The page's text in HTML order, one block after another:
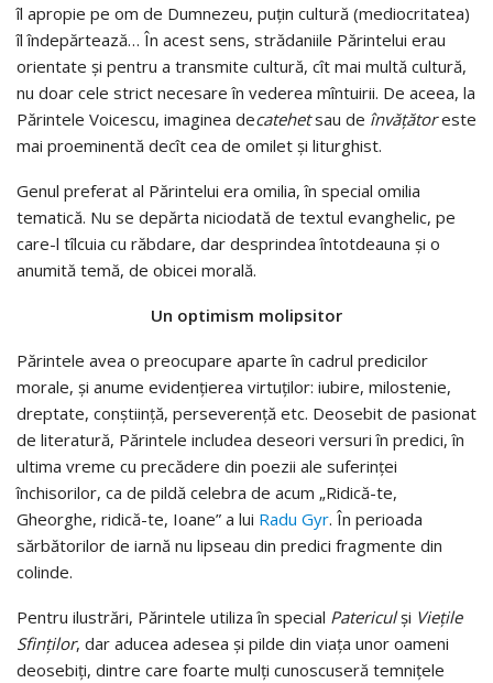
îl apropie pe om de Dumnezeu, puţin cultură (mediocritatea)
îl îndepărtează… În acest sens, strădaniile Părintelui erau
orientate şi pentru a transmite cultură, cît mai multă cultură,
nu doar cele strict necesare în vederea mîntuirii. De aceea, la
Părintele Voicescu, imaginea decatehetsau de învăţătoreste
mai proeminentă decît cea de omilet şi liturghist.
Genul preferat al Părintelui era omilia, în special omilia
tematică. Nu se depărta niciodată de textul evanghelic, pe
care-l tîlcuia cu răbdare, dar desprindea întotdeauna şi o
anumită temă, de obicei morală.
Un optimism molipsitor
Părintele avea o preocupare aparte în cadrul predicilor
morale, şi anume evidenţierea virtuţilor: iubire, milostenie,
dreptate, conştiinţă, perseverenţă etc. Deosebit de pasionat
de literatură, Părintele includea deseori versuri în predici, în
ultima vreme cu precădere din poezii ale suferinţei
închisorilor, ca de pildă celebra de acum „Ridică-te,
Gheorghe, ridică-te, Ioane” a lui Radu Gyr. În perioada
sărbătorilor de iarnă nu lipseau din predici fragmente din
colinde.
Pentru ilustrări, Părintele utiliza în special Patericulşi Vieţile
Sfinţilor, dar aducea adesea şi pilde din viaţa unor oameni
deosebiţi, dintre care foarte mulţi cunoscuseră temniţele